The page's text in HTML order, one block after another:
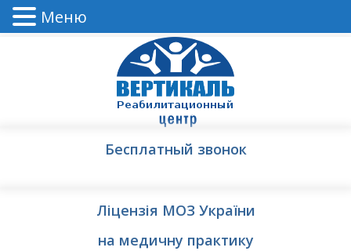
Бесплатный звонок
Ліцензія МОЗ України
на медичну практику
Меню